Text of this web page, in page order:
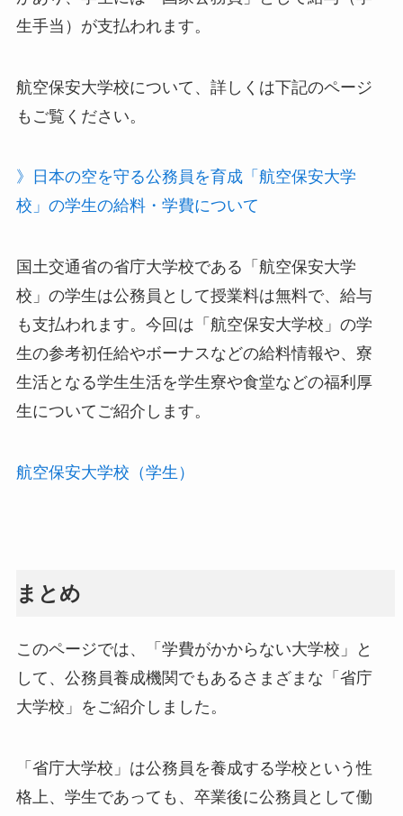
生手当）が支払われます。
航空保安大学校について、詳しくは下記のページ
もご覧ください。
》日本の空を守る公務員を育成「航空保安大学
校」の学生の給料・学費について
国土交通省の省庁大学校である「航空保安大学
校」の学生は公務員として授業料は無料で、給与
も支払われます。今回は「航空保安大学校」の学
生の参考初任給やボーナスなどの給料情報や、寮
生活となる学生生活を学生寮や食堂などの福利厚
生についてご紹介します。
航空保安大学校（学生）
まとめ
このページでは、「学費がかからない大学校」と
して、公務員養成機関でもあるさまざまな「省庁
大学校」をご紹介しました。
「省庁大学校」は公務員を養成する学校という性
格上、学生であっても、卒業後に公務員として働